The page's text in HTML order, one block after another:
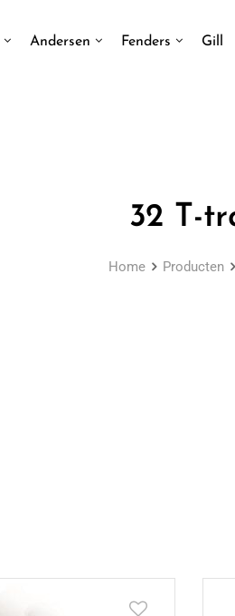
Andersen Fenders Gill
32 T-
Home Producten